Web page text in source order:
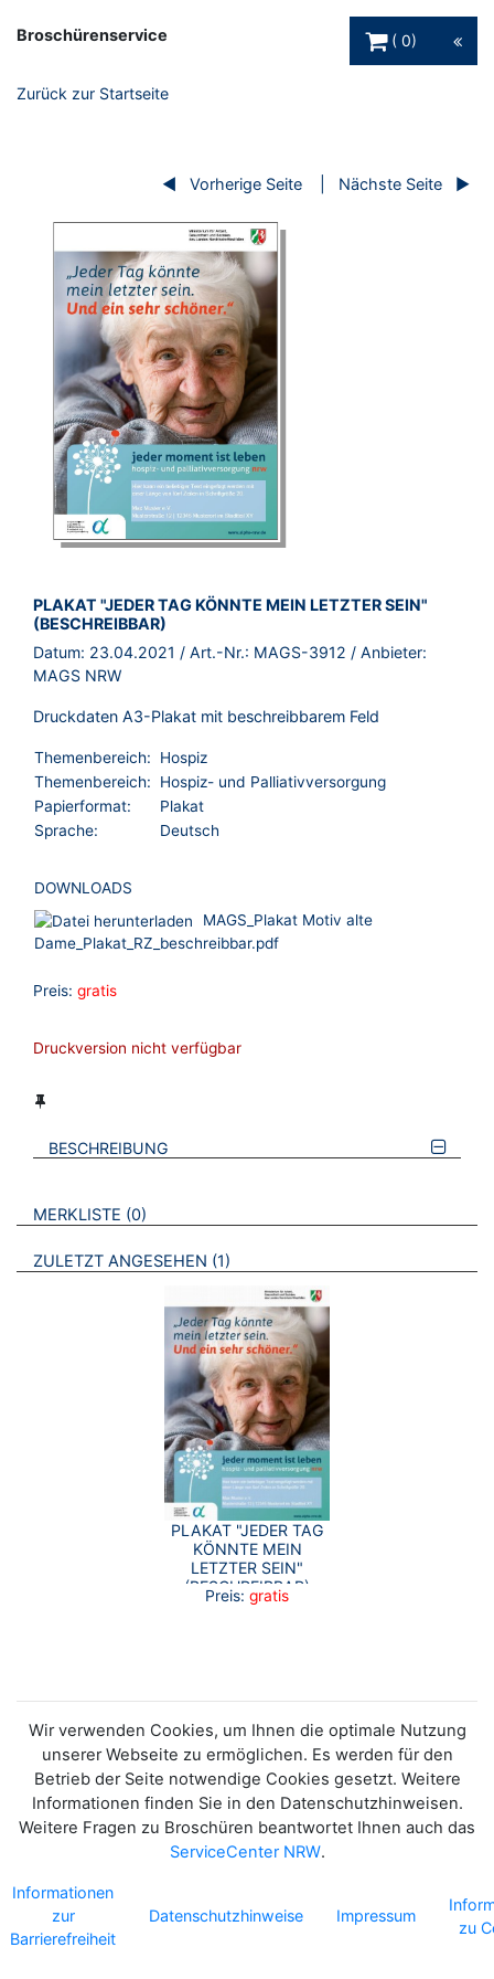
Broschürenservice
0
Zurück zur Startseite
Vorherige Seite Nächste Seite
BROSCHÜRE:
PLAKAT "JEDER TAG KÖNNTE MEIN LETZTER SEIN"
(BESCHREIBBAR)
Datum: 23.04.2021 / Art.-Nr.: MAGS-3912 / Anbieter:
MAGS NRW
Druckdaten A3-Plakat mit beschreibbarem Feld
Themenbereich:
Hospiz
Themenbereich:
Hospiz- und Palliativversorgung
Papierformat:
Plakat
Sprache:
Deutsch
DOWNLOADS
MAGS_Plakat Motiv alte
Dame_Plakat_RZ_beschreibbar.pdf
Preis: gratis
Druckversion nicht verfügbar
BESCHREIBUNG
VERWEISE AUF VERMERKTE- ODER ZULETZT ANGESEHENE
MERKLISTE 0 BROSCHÜREN
ZULETZT ANGESEHEN 1 BROSCHÜREN
PLAKAT "JEDER TAG
KÖNNTE MEIN
LETZTER SEIN"
(BESCHREIBBAR)
Preis: gratis
Wir verwenden Cookies, um Ihnen die optimale Nutzung
unserer Webseite zu ermöglichen. Es werden für den
Betrieb der Seite notwendige Cookies gesetzt. Weitere
Informationen finden Sie in den Datenschutzhinweisen.
Weitere Fragen zu Broschüren beantwortet Ihnen auch das
ServiceCenter NRW.
Informationen
zur
Barrierefreiheit
Datenschutzhinweise Impressum
zu